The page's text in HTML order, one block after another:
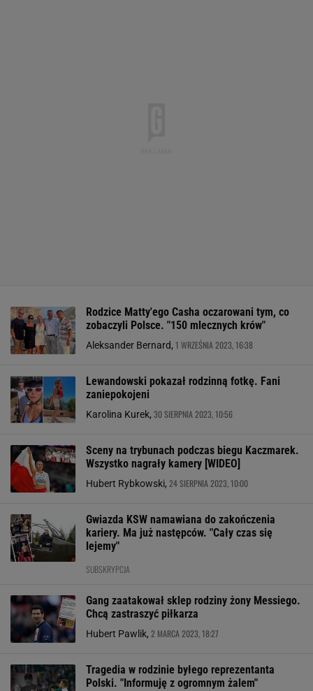
Rodzice Matty'ego Casha oczarowani tym, co
zobaczyli Polsce. "150 mlecznych krów"
Aleksander Bernard, 1 WRZEŚNIA 2023, 16:38
Lewandowski pokazał rodzinną fotkę. Fani
zaniepokojeni
Karolina Kurek, 30 SIERPNIA 2023, 10:56
Sceny na trybunach podczas biegu Kaczmarek.
Wszystko nagrały kamery [WIDEO]
Hubert Rybkowski, 24 SIERPNIA 2023, 10:00
Gwiazda KSW namawiana do zakończenia
kariery. Ma już następców. "Cały czas się
lejemy"
SUBSKRYPCJA
Gang zaatakował sklep rodziny żony Messiego.
Chcą zastraszyć piłkarza
Hubert Pawlik, 2 MARCA 2023, 18:27
Tragedia w rodzinie byłego reprezentanta
Polski. "Informuję z ogromnym żalem"